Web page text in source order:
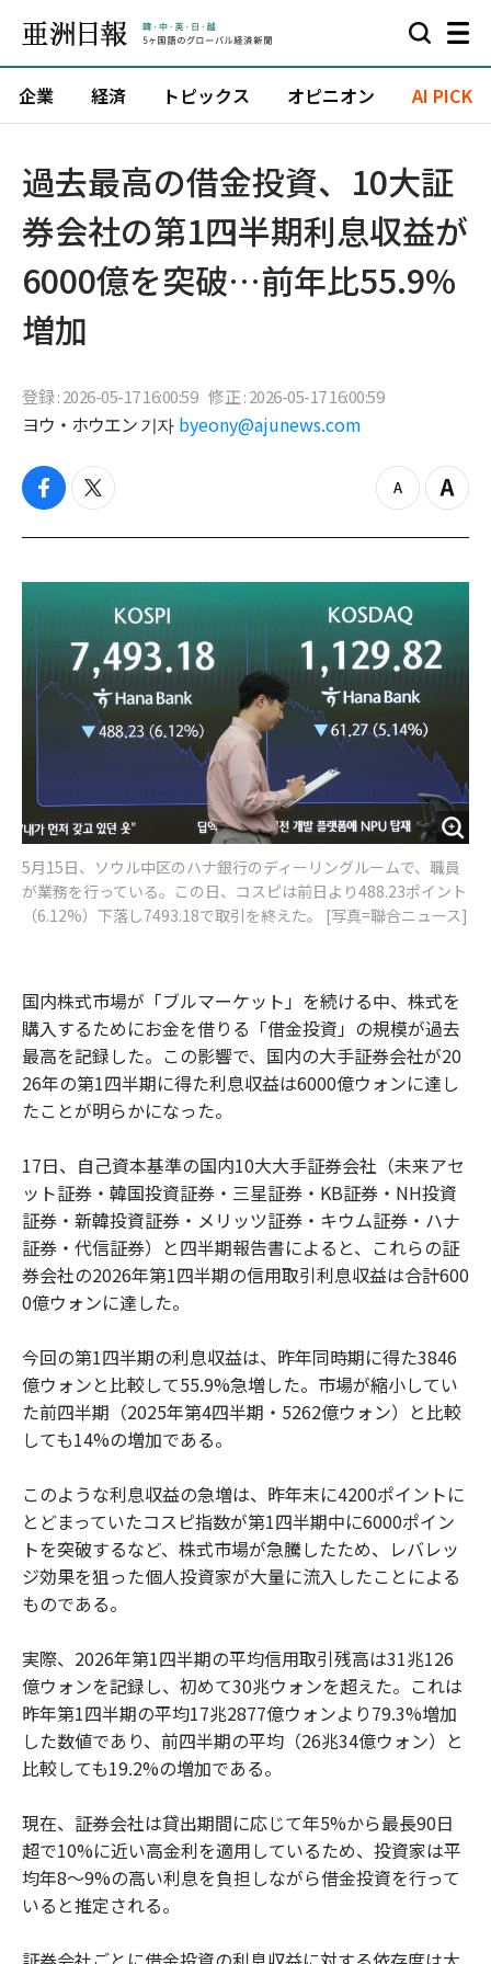
企業 経済 トピックス オピニオン AI PICK
過去最高の借金投資、10大証
券会社の第1四半期利息収益が
6000億を突破…前年比55.9%
増加
登録 : 2026-05-17 16:00:59 修正 : 2026-05-17 16:00:59
ヨウ・ホウエン 기자 byeony@ajunews.com
f
c
b
t
i
t
z
o
o
u
t
Z
o
i
5月15日、ソウル中区のハナ銀行のディーリングルームで、職員
が業務を行っている。この日、コスピは前日より488.23ポイント
（6.12%）下落し7493.18で取引を終えた。 [写真=聯合ニュース]
国内株式市場が「ブルマーケット」を続ける中、株式を
購入するためにお金を借りる「借金投資」の規模が過去
最高を記録した。この影響で、国内の大手証券会社が20
26年の第1四半期に得た利息収益は6000億ウォンに達し
たことが明らかになった。
17日、自己資本基準の国内10大大手証券会社（未来アセ
ット証券・韓国投資証券・三星証券・KB証券・NH投資
証券・新韓投資証券・メリッツ証券・キウム証券・ハナ
証券・代信証券）と四半期報告書によると、これらの証
券会社の2026年第1四半期の信用取引利息収益は合計600
0億ウォンに達した。
今回の第1四半期の利息収益は、昨年同時期に得た3846
億ウォンと比較して55.9%急増した。市場が縮小してい
た前四半期（2025年第4四半期・5262億ウォン）と比較
しても14%の増加である。
このような利息収益の急増は、昨年末に4200ポイントに
とどまっていたコスピ指数が第1四半期中に6000ポイン
トを突破するなど、株式市場が急騰したため、レバレッ
ジ効果を狙った個人投資家が大量に流入したことによる
ものである。
実際、2026年第1四半期の平均信用取引残高は31兆126
億ウォンを記録し、初めて30兆ウォンを超えた。これは
昨年第1四半期の平均17兆2877億ウォンより79.3%増加
した数値であり、前四半期の平均（26兆34億ウォン）と
比較しても19.2%の増加である。
現在、証券会社は貸出期間に応じて年5%から最長90日
超で10%に近い高金利を適用しているため、投資家は平
均年8〜9%の高い利息を負担しながら借金投資を行って
いると推定される。